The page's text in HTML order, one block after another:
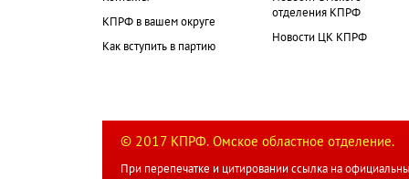
КПРФ в вашем округе
Как вступить в партию
отделения КПРФ
Новости ЦК КПРФ
© 2017 КПРФ. Омское областное отделение.
При перепечатке и цитировании ссылка на